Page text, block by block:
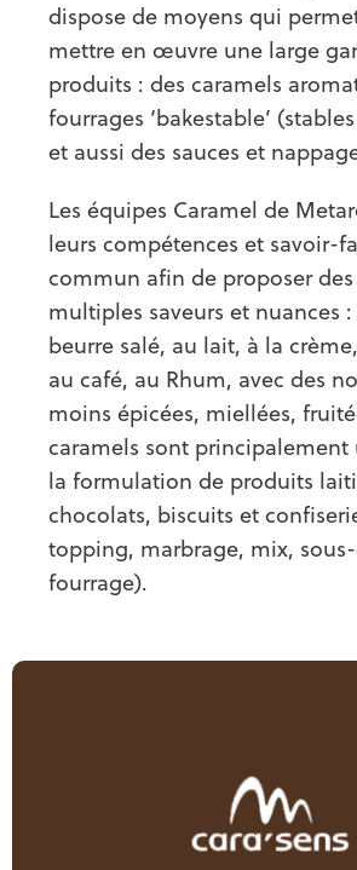
dispose de moyens qui
mettre en œuvre une large
produits : des caramels
fourrages ‘bakestable’
et aussi des sauces et
Les équipes Caramel de
leurs compétences et savoir-
commun afin de proposer
multiples saveurs et nuances
beurre salé, au lait, à la
au café, au Rhum, avec des
moins épicées, miellées,
caramels sont principalement
la formulation de produits
chocolats, biscuits et
topping, marbrage, mix,
fourrage).